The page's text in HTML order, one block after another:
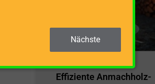
Sie
Effiziente Anmachholz-
Nächste